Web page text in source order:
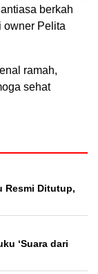
berkah
owner Pelita
ramah,
sehat
Resmi Ditutup,
‘Suara dari